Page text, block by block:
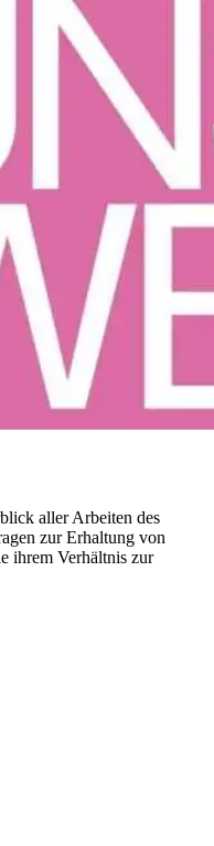
aller Arbeiten des
zur Erhaltung von
ihrem Verhältnis zur